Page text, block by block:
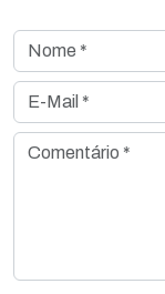
Nome *
E-Mail *
Comentário *